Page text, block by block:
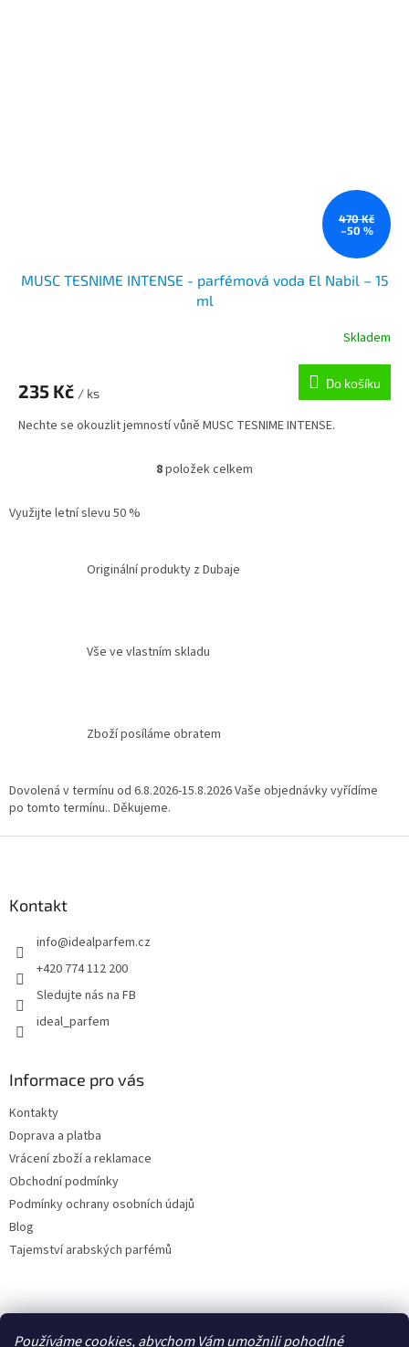
Používáme cookies, abychom Vám umožnili pohodlné
470 Kč
–50 %
MUSC TESNIME INTENSE - parfémová voda El Nabil – 15
ml
Skladem
235 Kč / ks
Do košíku
Nechte se okouzlit jemností vůně MUSC TESNIME INTENSE.
O
a
v
p
u
8položek celkem
Využijte letní slevu 50 %
Originální produkty z Dubaje
Vše ve vlastním skladu
Zboží posíláme obratem
Dovolená v termínu od 6.8.2026-15.8.2026 Vaše objednávky vyřídíme
po tomto termínu.. Děkujeme.
Kontakt
info@idealparfem.cz
+420 774 112 200
Sledujte nás na FB
ideal_parfem
Informace pro vás
Kontakty
Doprava a platba
Vrácení zboží a reklamace
Obchodní podmínky
Podmínky ochrany osobních údajů
Blog
Tajemství arabských parfémů